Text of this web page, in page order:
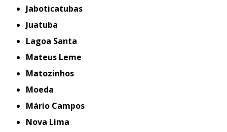
Jaboticatubas
Juatuba
Lagoa Santa
Mateus Leme
Matozinhos
Moeda
Mário Campos
Nova Lima